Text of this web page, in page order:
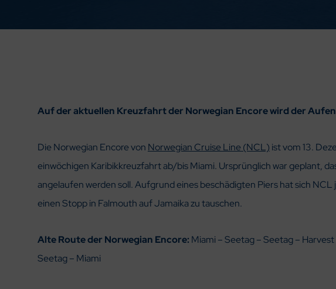
Auf der aktuellen Kreuzfahrt der Norwegian Encore wird der
Die Norwegian Encore von Norwegian Cruise Line (NCL) ist vom 13.
einwöchigen Karibikkreuzfahrt ab/bis Miami. Ursprünglich war geplant,
angelaufen werden soll. Aufgrund eines beschädigten Piers hat sich
einen Stopp in Falmouth auf Jamaika zu tauschen.
Alte Route der Norwegian Encore: Miami – Seetag – Seetag –
Seetag – Miami